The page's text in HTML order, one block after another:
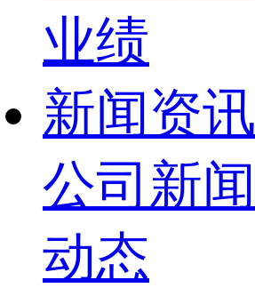
业绩
新闻资讯
公司新闻
动态